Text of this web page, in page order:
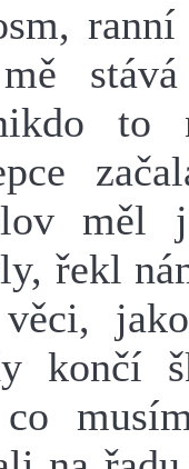
stává
to
měl
řekl
končí